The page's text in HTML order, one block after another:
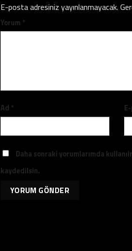
E-posta adresiniz yayınlanmayacak.
Yorum *
Ad *
Daha sonraki yorumlarımda
kaydedilsin.